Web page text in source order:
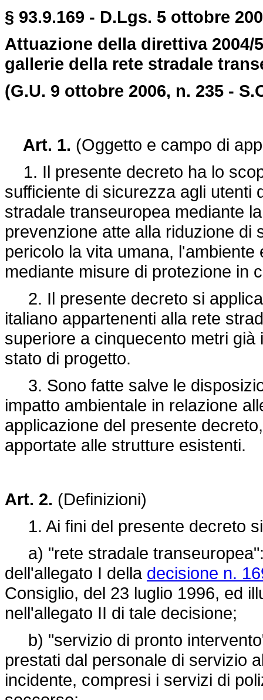
§ 93.9.169 - D.Lgs. 5 ottobre
Attuazione della direttiva 2004/
gallerie della rete stradale
(G.U. 9 ottobre 2006, n. 235 -
Art. 1. (Oggetto e campo di
1. Il presente decreto ha lo
sufficiente di sicurezza agli utenti
stradale transeuropea mediante
prevenzione atte alla riduzione di
pericolo la vita umana,
mediante misure di protezione in
2. Il presente decreto si
italiano appartenenti alla rete
superiore a cinquecento metri
stato di progetto.
3. Sono fatte salve le
impatto ambientale in relazione
applicazione del presente
apportate alle strutture esistenti.
Art. 2. (Definizioni)
1. Ai fini del presente decreto
a) "rete stradale
dell'allegato I della decisione n.
Consiglio, del 23 luglio 1996, ed
nell'allegato II di tale decisione;
b) "servizio di pronto
prestati dal personale di servizio
incidente, compresi i servizi di